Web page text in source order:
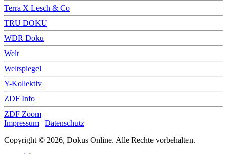
Terra X Lesch & Co
TRU DOKU
WDR Doku
Welt
Weltspiegel
Y-Kollektiv
ZDF Info
ZDF Zoom
Impressum | Datenschutz
Copyright © 2026, Dokus Online. Alle Rechte vorbehalten.